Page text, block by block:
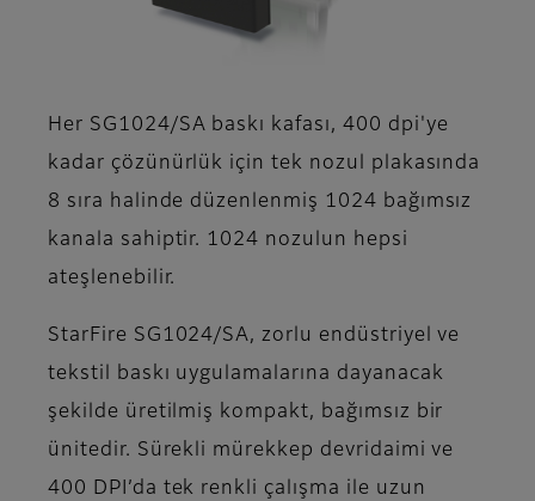
Her SG1024/SA baskı kafası, 400 dpi'ye
kadar çözünürlük için tek nozul plakasında
8 sıra halinde düzenlenmiş 1024 bağımsız
kanala sahiptir. 1024 nozulun hepsi
ateşlenebilir.
StarFire SG1024/SA, zorlu endüstriyel ve
tekstil baskı uygulamalarına dayanacak
şekilde üretilmiş kompakt, bağımsız bir
ünitedir. Sürekli mürekkep devridaimi ve
400 DPI’da tek renkli çalışma ile uzun